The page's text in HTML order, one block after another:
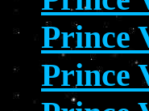
Prince
Prince